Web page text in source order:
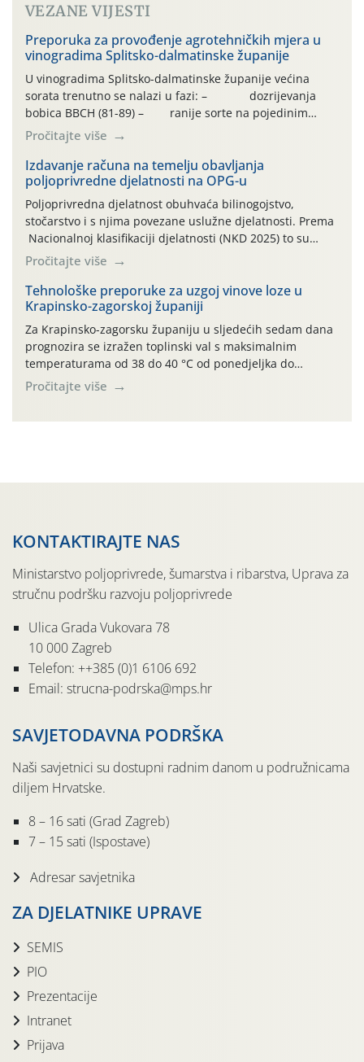
VEZANE VIJESTI
Preporuka za provođenje agrotehničkih mjera u
vinogradima Splitsko-dalmatinske županije
U vinogradima Splitsko-dalmatinske županije većina
sorata trenutno se nalazi u fazi: – dozrijevanja
bobica BBCH (81-89) – ranije sorte na pojedinim
lokalitetima već su dozrele te su spremne za berbu Zbog
visokih temperatura i dugotrajnog izostanka oborina
razvoj vinove loze odvija se uredno, a zdravstveno stanje
većine vinograda je dobro. Srednje dnevne temperature
zraka […]
Pročitajte više
Izdavanje računa na temelju obavljanja
poljoprivredne djelatnosti na OPG-u
Poljoprivredna djelatnost obuhvaća bilinogojstvo,
stočarstvo i s njima povezane uslužne djelatnosti. Prema
Nacionalnoj klasifikaciji djelatnosti (NKD 2025) to su
skupne 01.1, 01.2, 01.3, 01.4, 01.5 i 01.6. Djelatnost
prerade poljoprivrednih proizvoda je svako djelovanje na
poljoprivredni proizvod čiji je rezultat proizvod koji
također može biti poljoprivredni proizvod poput npr.
maslinovog ulja, bučinog ulja, vino od […]
Pročitajte više
Tehnološke preporuke za uzgoj vinove loze u
Krapinsko-zagorskoj županiji
Za Krapinsko-zagorsku županiju u sljedećih sedam dana
prognozira se izražen toplinski val s maksimalnim
temperaturama od 38 do 40 °C od ponedjeljka do
četvrtka, uz povećan rizik od toplinskog stresa za vinovu
lozu. U petak i subotu očekuje se osvježenje uz
Pročitajte više
KONTAKTIRAJTE NAS
Ministarstvo poljoprivrede, šumarstva i ribarstva, Uprava za
stručnu podršku razvoju poljoprivrede
Ulica Grada Vukovara 78
10 000 Zagreb
Telefon: ++385 (0)1 6106 692
Email: strucna-podrska@mps.hr
SAVJETODAVNA PODRŠKA
Naši savjetnici su dostupni radnim danom u podružnicama
diljem Hrvatske.
8 – 16 sati (Grad Zagreb)
7 – 15 sati (Ispostave)
Adresar savjetnika
ZA DJELATNIKE UPRAVE
SEMIS
PIO
Prezentacije
Intranet
Prijava